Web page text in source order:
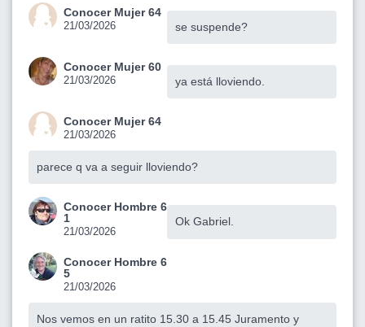
Conocer Mujer 64
21/03/2026 se suspende?
Conocer Mujer 60
21/03/2026 ya está lloviendo.
Conocer Mujer 64
21/03/2026
parece q va a seguir lloviendo?
Conocer Hombre 6
1
21/03/2026
Ok Gabriel.
Conocer Hombre 6
5
21/03/2026
Nos vemos en un ratito 15.30 a 15.45 Juramento y